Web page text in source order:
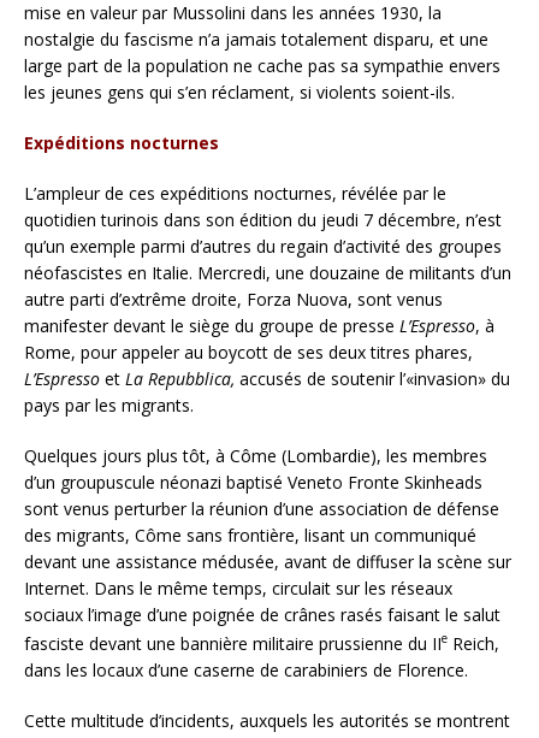
mise en valeur par Mussolini dans les années 1930, la
nostalgie du fascisme n’a jamais totalement disparu, et une
large part de la population ne cache pas sa sympathie envers
les jeunes gens qui s’en réclament, si violents soient-ils.
Expéditions nocturnes
L’ampleur de ces expéditions nocturnes, révélée par le
quotidien turinois dans son édition du jeudi 7 décembre, n’est
qu’un exemple parmi d’autres du regain d’activité des groupes
néofascistes en Italie. Mercredi, une douzaine de militants d’un
autre parti d’extrême droite, Forza Nuova, sont venus
manifester devant le siège du groupe de presse L’Espresso, à
Rome, pour appeler au boycott de ses deux titres phares,
L’Espresso et La Repubblica, accusés de soutenir l’«invasion» du
pays par les migrants.
Quelques jours plus tôt, à Côme (Lombardie), les membres
d’un groupuscule néonazi baptisé Veneto Fronte Skinheads
sont venus perturber la réunion d’une association de défense
des migrants, Côme sans frontière, lisant un communiqué
devant une assistance médusée, avant de diffuser la scène sur
Internet. Dans le même temps, circulait sur les réseaux
sociaux l’image d’une poignée de crânes rasés faisant le salut
fasciste devant une bannière militaire prussienne du IIe Reich,
dans les locaux d’une caserne de carabiniers de Florence.
Cette multitude d’incidents, auxquels les autorités se montrent